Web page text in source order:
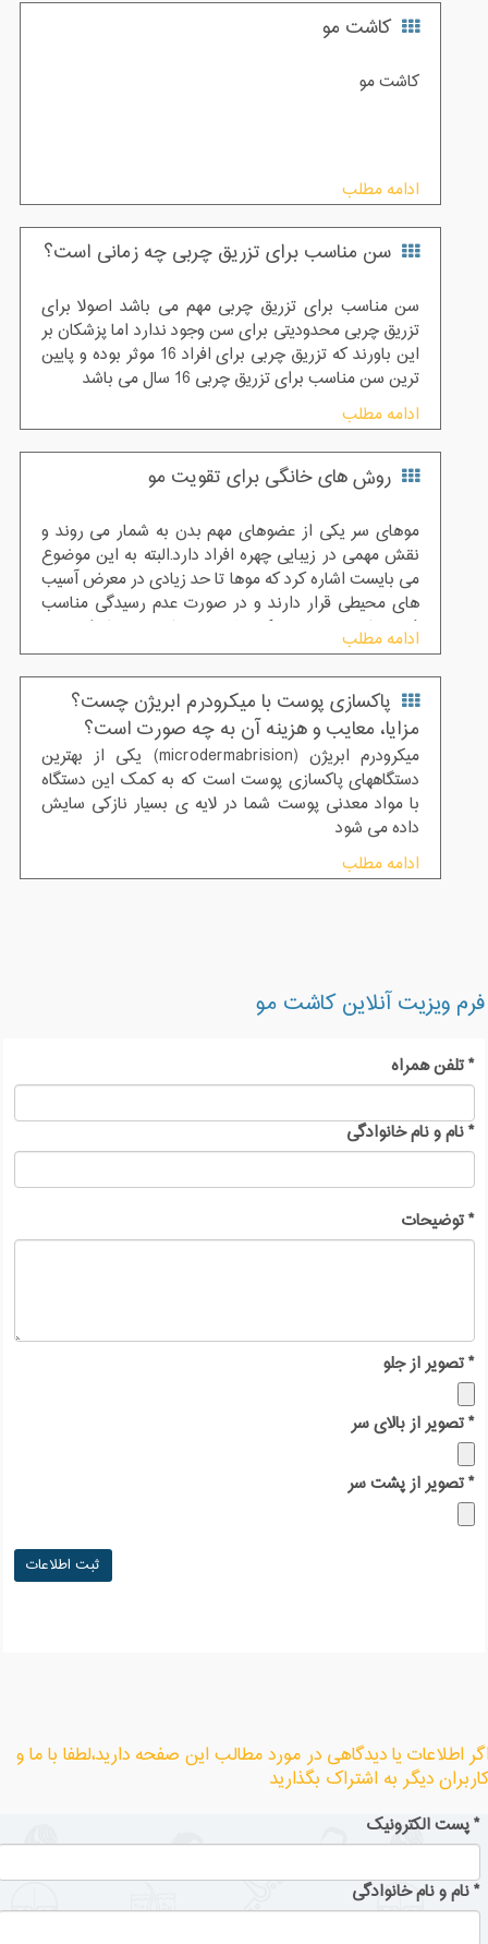
کاشت مو
کاشت مو
ادامه مطلب
سن مناسب برای تزریق چربی چه زمانی است؟
سن مناسب برای تزریق چربی مهم می باشد اصولا برای
تزریق چربی محدودیتی برای سن وجود ندارد اما پزشکان بر
این باورند که تزریق چربی برای افراد 16 موثر بوده و پایین
ترین سن مناسب برای تزریق چربی 16 سال می باشد
ادامه مطلب
روش های خانگی برای تقویت مو
موهای سر یکی از عضوهای مهم بدن به شمار می روند و
نقش مهمی در زیبایی چهره افراد دارد.البته به این موضوع
می بایست اشاره کرد که موها تا حد زیادی در معرض آسیب
های محیطی قرار دارند و در صورت عدم رسیدگی مناسب
فرد دچار ریزش مو و کم پشتی می شود و تنها راه چنین
افرادی در نهایت کاشت مو است.درست است که برای
تقویت مو شامپو، ماسک مو، سرم مو و دیگر محصولات
آرایشی وجود دارند اما می توانید بدون هزینه های گران و
در منزل با استفاده از روش های خانگی برای تقویت مو، به
راحتی موهای خود را تقویت کنید.
ادامه مطلب
پاکسازی پوست با میکرودرم ابریژن چست؟
مزایا، معایب و هزینه آن به چه صورت است؟
میکرودرم ابریژن (microdermabrision) یکی از بهترین
دستگاههای پاکسازی پوست است که به کمک این دستگاه
با مواد معدنی پوست شما در لایه ی بسیار نازکی سایش
داده می شود
ادامه مطلب
فرم ویزیت آنلاین کاشت مو
*تلفن همراه
*نام و نام خانوادگی
*توضیحات
*تصویر از جلو
*تصویر از بالای سر
*تصویر از پشت سر
اطلاعات یا دیدگاهی در مورد مطالب این صفحه دارید،لطفا با ما و
دیگر به اشتراک بگذارید
*پست الکترونیک
*نام و نام خانوادگی